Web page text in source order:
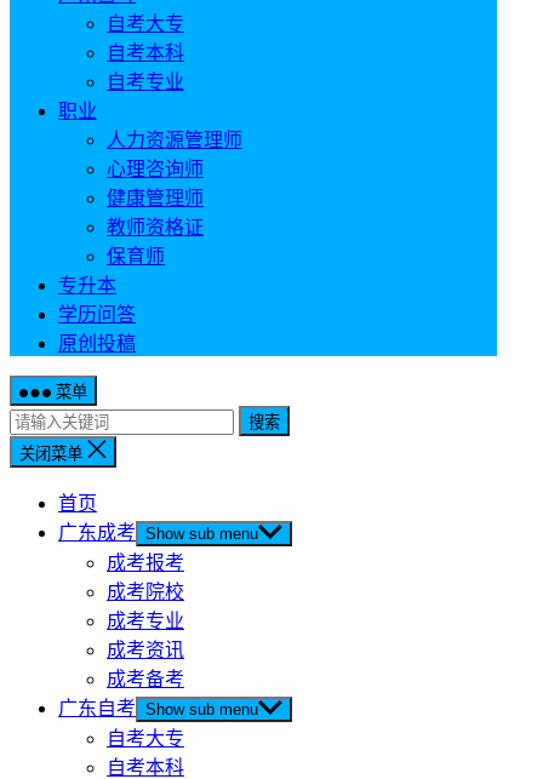
自考大专
自考本科
自考专业
职业
人力资源管理师
心理咨询师
健康管理师
教师资格证
保育师
专升本
学历问答
原创投稿
菜单
搜索
关闭菜单
首页
广东成考 Show sub menu
成考报考
成考院校
成考专业
成考资讯
成考备考
广东自考 Show sub menu
自考大专
自考本科